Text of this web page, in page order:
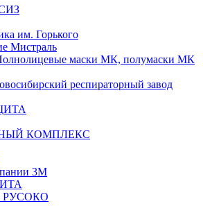
им. Горького
Мистраль
маски МК, полумаски МК
респираторный завод
КОМПЛЕКС
3M
РУСОКО